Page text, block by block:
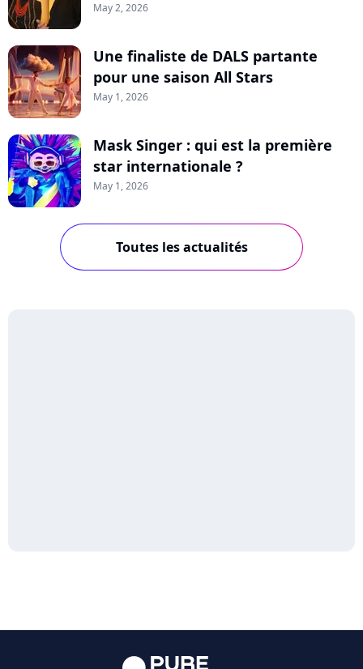
May 2, 2026
Une finaliste de DALS partante
pour une saison All Stars
May 1, 2026
Mask Singer : qui est la première
star internationale ?
May 1, 2026
Toutes les actualités